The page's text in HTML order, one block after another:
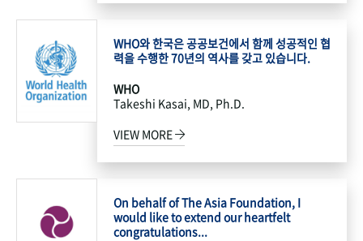
WHO와 한국은 공공보건에서 함께 성공적인 협
력을 수행한 70년의 역사를 갖고 있습니다.
WHO
Takeshi Kasai, MD, Ph.D.
VIEW MORE
On behalf of The Asia Foundation, I
would like to extend our heartfelt
congratulations...